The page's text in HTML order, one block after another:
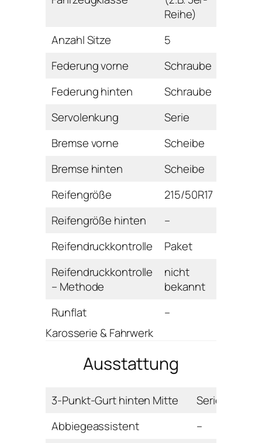
Reihe)
Anzahl Sitze
5
Federung vorne
Schraube
Federung hinten
Schraube
Servolenkung
Serie
Bremse vorne
Scheibe
Bremse hinten
Scheibe
Reifengröße
215/50R17
Reifengröße hinten
–
Reifendruckkontrolle
Paket
Reifendruckkontrolle
– Methode
nicht
bekannt
Runflat
–
Karosserie & Fahrwerk
Ausstattung
3-Punkt-Gurt hinten Mitte
Serie
Abbiegeassistent
–